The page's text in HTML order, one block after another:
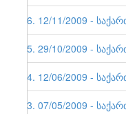
36. 12/11/2009 -
35. 29/10/2009 -
34. 12/06/2009 -
33. 07/05/2009 -